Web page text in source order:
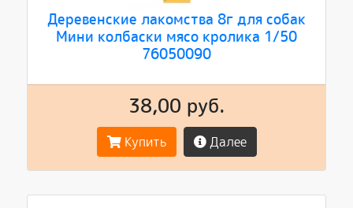
Деревенские лакомства 8г для собак
Мини колбаски мясо кролика 1/50
76050090
38,00 руб.
Купить Далее